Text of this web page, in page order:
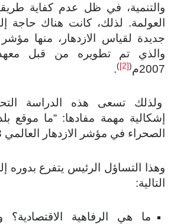
في ظل عدم كفاية طريقة
لذلك، كانت هناك حاجة
لقياس الازدهار، منها مؤشر
(
[2]
)
.
تسعى هذه الدراسة
مهمة مفادها: “ما موقع
في مؤشر الازدهار العالمي 2023م؟”.
التساؤل الرئيس يتفرع بدوره إلى
ما هي الرفاهية الاقتصادية؟